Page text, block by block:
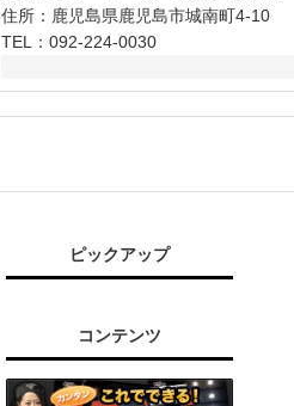
住所：鹿児島県鹿児島市城南町4-10
TEL：092-224-0030
ピックアップ
コンテンツ